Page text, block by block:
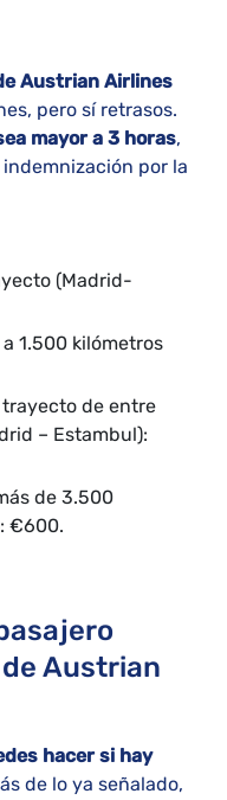
Austrian Airlines
pero sí retrasos.
mayor a 3 horas,
por la
(Madrid-
1.500 kilómetros
trayecto de entre
– Estambul):
de 3.500
€600.
Austrian
hacer si hay
de lo ya señalado,